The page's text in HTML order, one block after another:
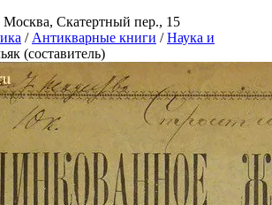
Москва, Скатертный пер., 15
/ Антикварные книги / Наука и
(составитель)